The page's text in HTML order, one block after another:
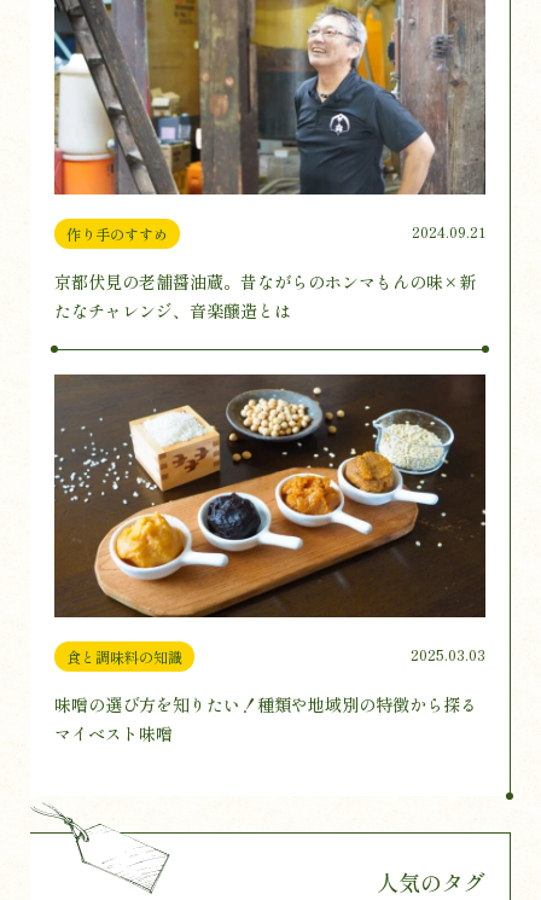
作り手のすすめ 2024.09.21
京都伏見の老舗醤油蔵。昔ながらのホンマもんの味×新
たなチャレンジ、音楽醸造とは
食と調味料の知識 2025.03.03
味噌の選び方を知りたい！種類や地域別の特徴から探る
マイベスト味噌
人気のタグ